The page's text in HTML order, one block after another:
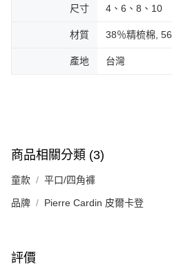
尺寸 4、6、8、10
材質 38％精梳棉,
產地 台灣
商品相關分類 (3)
童款 平口/四角褲
品牌 Pierre Cardin 皮爾卡登
評價